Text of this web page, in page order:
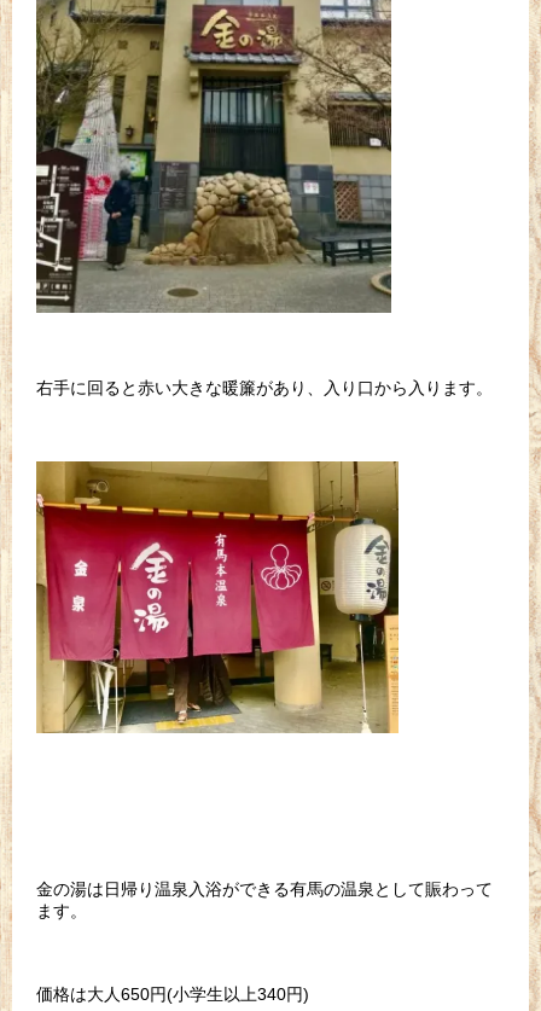
右手に回ると赤い大きな暖簾があり、入り口から入ります。
金の湯は日帰り温泉入浴ができる有馬の温泉として賑わって
ます。
価格は大人650円(小学生以上340円)